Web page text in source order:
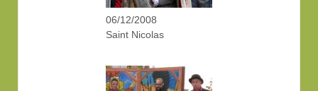
06/12/2008
Saint Nicolas